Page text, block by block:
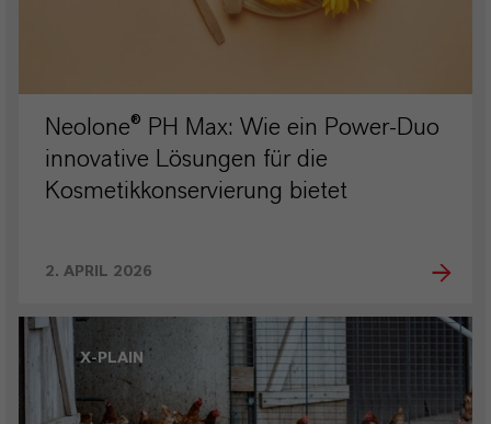
Neolone® PH Max: Wie ein Power-Duo
innovative Lösungen für die
Kosmetikkonservierung bietet
2. APRIL 2026
X-PLAIN